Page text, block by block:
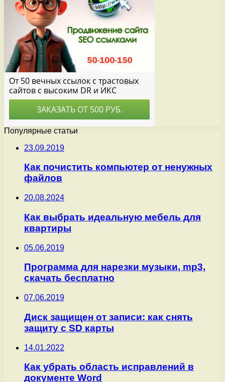
Популярные статьи
23.09.2019
Как почистить компьютер от ненужных
файлов
20.08.2024
Как выбрать идеальную мебель для
квартиры
05.06.2019
Программа для нарезки музыки, mp3,
скачать бесплатно
07.06.2019
Диск защищен от записи: как снять
защиту с SD карты
14.01.2022
Как убрать область исправлений в
документе Word